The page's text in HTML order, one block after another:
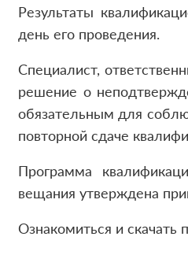
Результаты
день его проведения.
Специалист,
решение о
обязательным для
повторной сдаче
Программа
вещания утверждена
Ознакомиться и